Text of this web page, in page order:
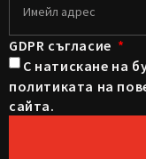
GDPR съгласие
С натискане на
политиката на
сайта.